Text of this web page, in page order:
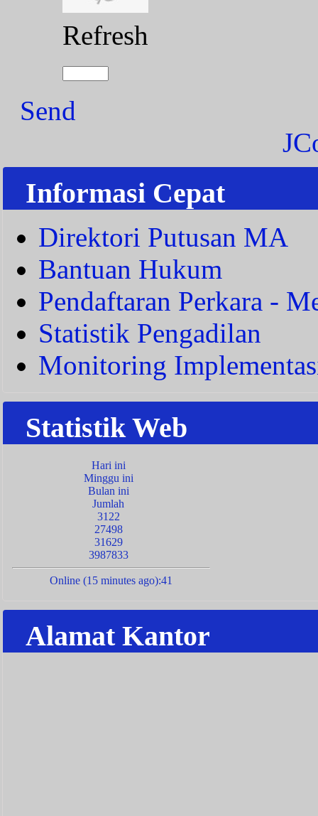
Refresh
Send
Informasi Cepat
Direktori Putusan MA
Bantuan Hukum
Pendaftaran Perkara -
Statistik Pengadilan
Monitoring
Statistik Web
Hari ini
Minggu ini
Bulan ini
Jumlah
3122
27498
31629
3987833
Online (15 minutes ago):41
Alamat Kantor